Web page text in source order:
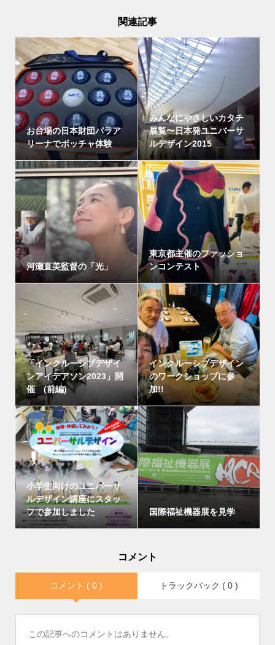
関連記事
お台場の日本財団パラア
リーナでボッチャ体験
みんなにやさしいカタチ
展覧〜日本発ユニバーサ
ルデザイン2015
河瀬直美監督の「光」
東京都主催のファッショ
ンコンテスト
「インクルーシブデザイ
ンアイデアソン2023」開
催 (前編)
インクルーシブデザイン
のワークショップに参
加!!
小学生向けのユニバーサ
ルデザイン講座にスタッ
フで参加しました
国際福祉機器展を見学
コメント
コメント ( 0 ) トラックバック ( 0 )
この記事へのコメントはありません。